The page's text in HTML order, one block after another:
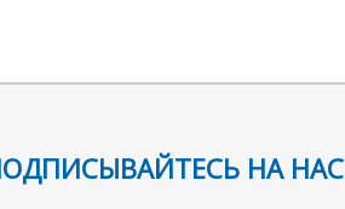
НА НАС